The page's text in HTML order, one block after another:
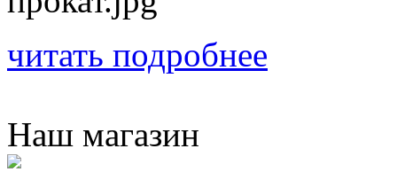
читать подробнее
Наш магазин